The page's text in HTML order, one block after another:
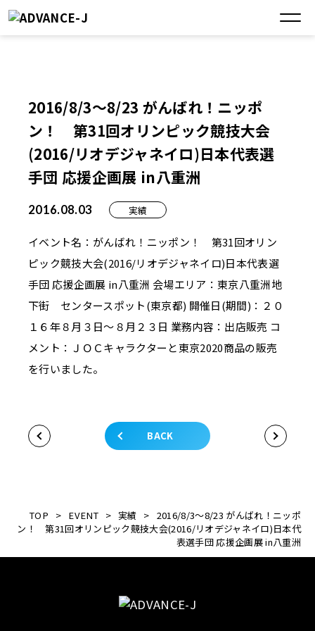
2016/8/3～8/23 がんばれ！ニッポ
ン！ 第31回オリンピック競技大会
(2016/リオデジャネイロ)日本代表選
手団 応援企画展 in八重洲
2016.08.03 実績
イベント名：がんばれ！ニッポン！ 第31回オリン
ピック競技大会(2016/リオデジャネイロ)日本代表選
手団 応援企画展 in八重洲 会場エリア：東京八重洲地
下街 センタースポット(東京都) 開催日(期間)：２０
１６年８月３日～８月２３日 業務内容：出店販売 コ
メント：ＪＯＣキャラクターと東京2020商品の販売
を行いました。
BACK
TOP > EVENT > 実績 > 2016/8/3～8/23 がんばれ！ニッポ
ン！ 第31回オリンピック競技大会(2016/リオデジャネイロ)日本代
表選手団 応援企画展 in八重洲